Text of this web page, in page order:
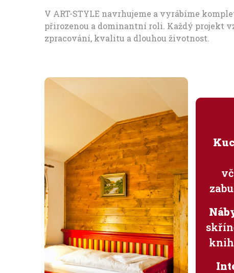
V ART-STYLE navrhujeme a vyrábíme
přirozenou a dominantní roli. Každý projekt
zpracování, kvalitu a dlouhou životnost.